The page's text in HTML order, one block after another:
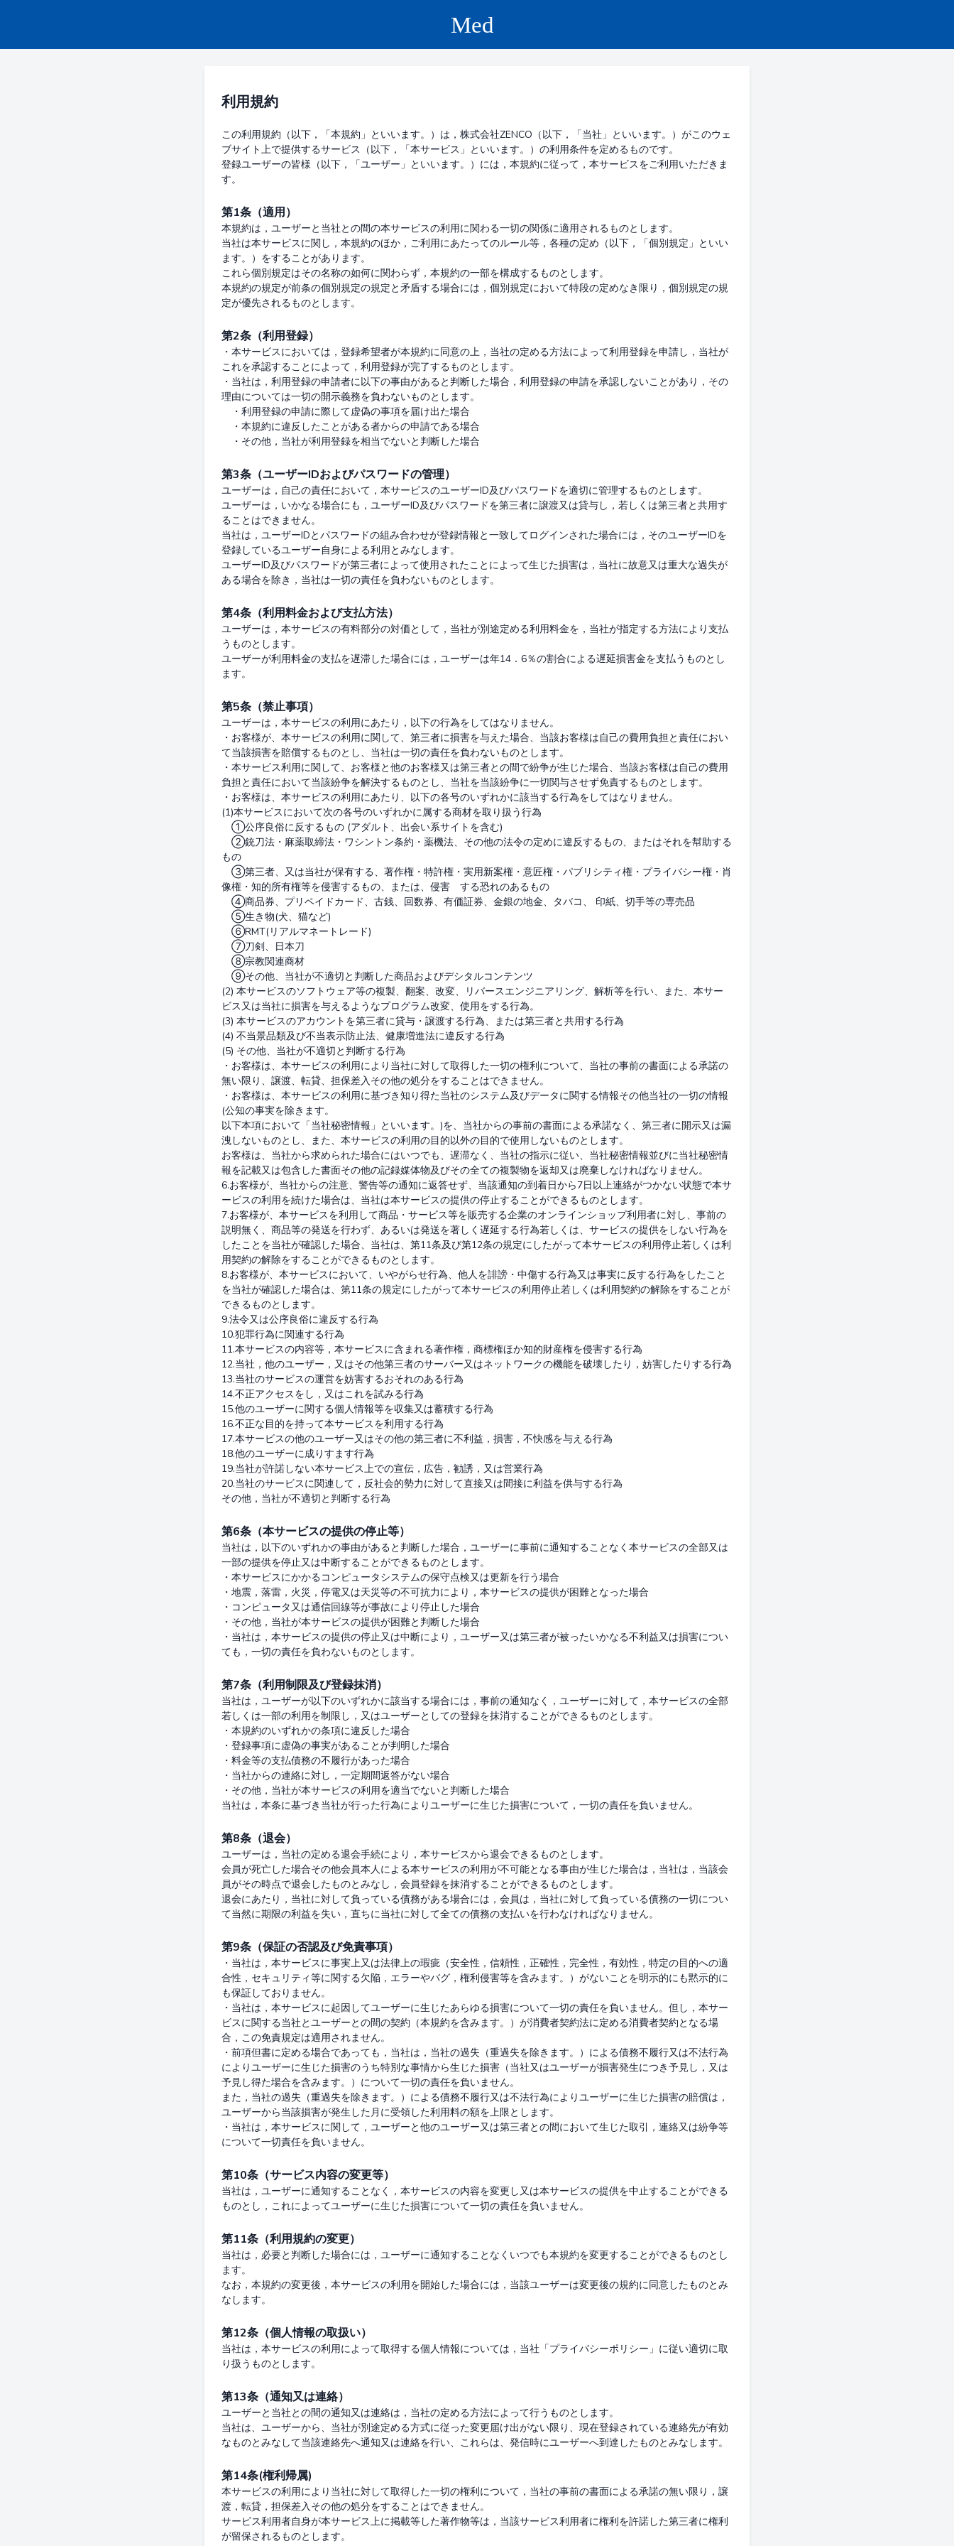
利用規約
この利用規約（以下，「本規約」といいます。）は，株式会社ZENCO（以下，「当社」といいます。）がこのウェ
ブサイト上で提供するサービス（以下，「本サービス」といいます。）の利用条件を定めるものです。
登録ユーザーの皆様（以下，「ユーザー」といいます。）には，本規約に従って，本サービスをご利用いただきま
第1条（適用）
本規約は，ユーザーと当社との間の本サービスの利用に関わる一切の関係に適用されるものとします。
当社は本サービスに関し，本規約のほか，ご利用にあたってのルール等，各種の定め（以下，「個別規定」といい
ます。）をすることがあります。
これら個別規定はその名称の如何に関わらず，本規約の一部を構成するものとします。
本規約の規定が前条の個別規定の規定と矛盾する場合には，個別規定において特段の定めなき限り，個別規定の規
第2条（利用登録）
・本サービスにおいては，登録希望者が本規約に同意の上，当社の定める方法によって利用登録を申請し，当社が
これを承認することによって，利用登録が完了するものとします。
・当社は，利用登録の申請者に以下の事由があると判断した場合，利用登録の申請を承認しないことがあり，その
理由については一切の開示義務を負わないものとします。
・利用登録の申請に際して虚偽の事項を届け出た場合
・本規約に違反したことがある者からの申請である場合
第3条（ユーザーIDおよびパスワードの管理）
ユーザーは，自己の責任において，本サービスのユーザーID及びパスワードを適切に管理するものとします。
ユーザーは，いかなる場合にも，ユーザーID及びパスワードを第三者に譲渡又は貸与し，若しくは第三者と共用す
ることはできません。
当社は，ユーザーIDとパスワードの組み合わせが登録情報と一致してログインされた場合には，そのユーザーIDを
登録しているユーザー自身による利用とみなします。
ユーザーID及びパスワードが第三者によって使用されたことによって生じた損害は，当社に故意又は重大な過失が
第4条（利用料金および支払方法）
ユーザーは，本サービスの有料部分の対価として，当社が別途定める利用料金を，当社が指定する方法により支払
うものとします。
ユーザーが利用料金の支払を遅滞した場合には，ユーザーは年14．6％の割合による遅延損害金を支払うものとし
第5条（禁止事項）
ユーザーは，本サービスの利用にあたり，以下の行為をしてはなりません。
・お客様が、本サービスの利用に関して、第三者に損害を与えた場合、当該お客様は自己の費用負担と責任におい
て当該損害を賠償するものとし、当社は一切の責任を負わないものとします。
・本サービス利用に関して、お客様と他のお客様又は第三者との間で紛争が生じた場合、当該お客様は自己の費用
負担と責任において当該紛争を解決するものとし、当社を当該紛争に一切関与させず免責するものとします。
・お客様は、本サービスの利用にあたり、以下の各号のいずれかに該当する行為をしてはなりません。
(1)本サービスにおいて次の各号のいずれかに属する商材を取り扱う行為
①公序良俗に反するもの (アダルト、出会い系サイトを含む)
②銃刀法・麻薬取締法・ワシントン条約・薬機法、その他の法令の定めに違反するもの、またはそれを幇助する
もの
③第三者、又は当社が保有する、著作権・特許権・実用新案権・意匠権・パブリシティ権・プライバシー権・肖
像権・知的所有権等を侵害するもの、または、侵害　する恐れのあるもの
④商品券、プリペイドカード、古銭、回数券、有価証券、金銀の地金、タバコ、 印紙、切手等の専売品
⑤生き物(犬、猫など)
⑥RMT(リアルマネートレード)
⑦刀剣、日本刀
⑧宗教関連商材
⑨その他、当社が不適切と判断した商品およびデシタルコンテンツ
(2) 本サービスのソフトウェア等の複製、翻案、改変、リバースエンジニアリング、解析等を行い、また、本サー
ビス又は当社に損害を与えるようなプログラム改変、使用をする行為。
(3) 本サービスのアカウントを第三者に貸与・譲渡する行為、または第三者と共用する行為
(4) 不当景品類及び不当表示防止法、健康増進法に違反する行為
(5) その他、当社が不適切と判断する行為
・お客様は、本サービスの利用により当社に対して取得した一切の権利について、当社の事前の書面による承諾の
無い限り、譲渡、転貸、担保差入その他の処分をすることはできません。
・お客様は、本サービスの利用に基づき知り得た当社のシステム及びデータに関する情報その他当社の一切の情報
(公知の事実を除きます。
以下本項において「当社秘密情報」といいます。)を、当社からの事前の書面による承諾なく、第三者に開示又は漏
洩しないものとし、また、本サービスの利用の目的以外の目的で使用しないものとします。
お客様は、当社から求められた場合にはいつでも、遅滞なく、当社の指示に従い、当社秘密情報並びに当社秘密情
報を記載又は包含した書面その他の記録媒体物及びその全ての複製物を返却又は廃棄しなければなりません。
6.お客様が、当社からの注意、警告等の通知に返答せず、当該通知の到着日から7日以上連絡がつかない状態で本サ
ービスの利用を続けた場合は、当社は本サービスの提供の停止することができるものとします。
7.お客様が、本サービスを利用して商品・サービス等を販売する企業のオンラインショップ利用者に対し、事前の
説明無く、商品等の発送を行わず、あるいは発送を著しく遅延する行為若しくは、サービスの提供をしない行為を
したことを当社が確認した場合、当社は、第11条及び第12条の規定にしたがって本サービスの利用停止若しくは利
用契約の解除をすることができるものとします。
8.お客様が、本サービスにおいて、いやがらせ行為、他人を誹謗・中傷する行為又は事実に反する行為をしたこと
を当社が確認した場合は、第11条の規定にしたがって本サービスの利用停止若しくは利用契約の解除をすることが
できるものとします。
9.法令又は公序良俗に違反する行為
10.犯罪行為に関連する行為
11.本サービスの内容等，本サービスに含まれる著作権，商標権ほか知的財産権を侵害する行為
12.当社，他のユーザー，又はその他第三者のサーバー又はネットワークの機能を破壊したり，妨害したりする行為
13.当社のサービスの運営を妨害するおそれのある行為
14.不正アクセスをし，又はこれを試みる行為
15.他のユーザーに関する個人情報等を収集又は蓄積する行為
16.不正な目的を持って本サービスを利用する行為
17.本サービスの他のユーザー又はその他の第三者に不利益，損害，不快感を与える行為
18.他のユーザーに成りすます行為
19.当社が許諾しない本サービス上での宣伝，広告，勧誘，又は営業行為
20.当社のサービスに関連して，反社会的勢力に対して直接又は間接に利益を供与する行為
第6条（本サービスの提供の停止等）
当社は，以下のいずれかの事由があると判断した場合，ユーザーに事前に通知することなく本サービスの全部又は
一部の提供を停止又は中断することができるものとします。
・本サービスにかかるコンピュータシステムの保守点検又は更新を行う場合
・地震，落雷，火災，停電又は天災等の不可抗力により，本サービスの提供が困難となった場合
・コンピュータ又は通信回線等が事故により停止した場合
・その他，当社が本サービスの提供が困難と判断した場合
・当社は，本サービスの提供の停止又は中断により，ユーザー又は第三者が被ったいかなる不利益又は損害につい
第7条（利用制限及び登録抹消）
当社は，ユーザーが以下のいずれかに該当する場合には，事前の通知なく，ユーザーに対して，本サービスの全部
若しくは一部の利用を制限し，又はユーザーとしての登録を抹消することができるものとします。
・本規約のいずれかの条項に違反した場合
・登録事項に虚偽の事実があることが判明した場合
・料金等の支払債務の不履行があった場合
・当社からの連絡に対し，一定期間返答がない場合
・その他，当社が本サービスの利用を適当でないと判断した場合
第8条（退会）
ユーザーは，当社の定める退会手続により，本サービスから退会できるものとします。
会員が死亡した場合その他会員本人による本サービスの利用が不可能となる事由が生じた場合は，当社は，当該会
員がその時点で退会したものとみなし，会員登録を抹消することができるものとします。
退会にあたり，当社に対して負っている債務がある場合には，会員は，当社に対して負っている債務の一切につい
第9条（保証の否認及び免責事項）
・当社は，本サービスに事実上又は法律上の瑕疵（安全性，信頼性，正確性，完全性，有効性，特定の目的への適
合性，セキュリティ等に関する欠陥，エラーやバグ，権利侵害等を含みます。）がないことを明示的にも黙示的に
も保証しておりません。
・当社は，本サービスに起因してユーザーに生じたあらゆる損害について一切の責任を負いません。但し，本サー
ビスに関する当社とユーザーとの間の契約（本規約を含みます。）が消費者契約法に定める消費者契約となる場
合，この免責規定は適用されません。
・前項但書に定める場合であっても，当社は，当社の過失（重過失を除きます。）による債務不履行又は不法行為
によりユーザーに生じた損害のうち特別な事情から生じた損害（当社又はユーザーが損害発生につき予見し，又は
予見し得た場合を含みます。）について一切の責任を負いません。
また，当社の過失（重過失を除きます。）による債務不履行又は不法行為によりユーザーに生じた損害の賠償は，
ユーザーから当該損害が発生した月に受領した利用料の額を上限とします。
・当社は，本サービスに関して，ユーザーと他のユーザー又は第三者との間において生じた取引，連絡又は紛争等
第10条（サービス内容の変更等）
当社は，ユーザーに通知することなく，本サービスの内容を変更し又は本サービスの提供を中止することができる
第11条（利用規約の変更）
当社は，必要と判断した場合には，ユーザーに通知することなくいつでも本規約を変更することができるものとし
ます。
なお，本規約の変更後，本サービスの利用を開始した場合には，当該ユーザーは変更後の規約に同意したものとみ
第12条（個人情報の取扱い）
当社は，本サービスの利用によって取得する個人情報については，当社「プライバシーポリシー」に従い適切に取
第13条（通知又は連絡）
ユーザーと当社との間の通知又は連絡は，当社の定める方法によって行うものとします。
当社は、ユーザーから、当社が別途定める方式に従った変更届け出がない限り、現在登録されている連絡先が有効
第14条(権利帰属)
本サービスの利用により当社に対して取得した一切の権利について，当社の事前の書面による承諾の無い限り，譲
渡，転貸，担保差入その他の処分をすることはできません。
サービス利用者自身が本サービス上に掲載等した著作物等は，当該サービス利用者に権利を許諾した第三者に権利
が留保されるものとします。